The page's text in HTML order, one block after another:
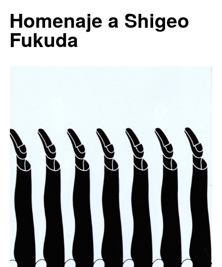
0
0
Homenaje a Shigeo
Fukuda